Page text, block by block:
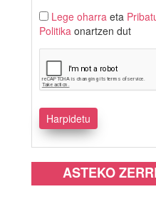
Lege oharraeta
Politikaonartzen dut
ASTEKO